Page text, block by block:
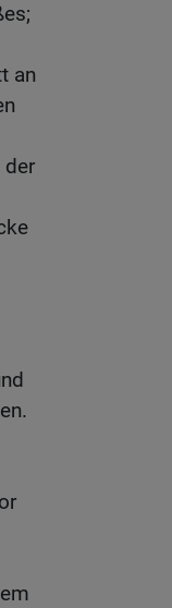
an
der